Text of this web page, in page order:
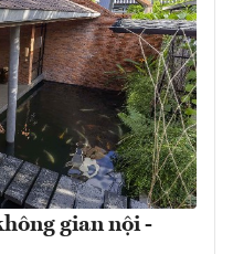
gian nội -